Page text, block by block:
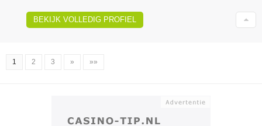
BEKIJK VOLLEDIG PROFIEL
1 2 3 » »»